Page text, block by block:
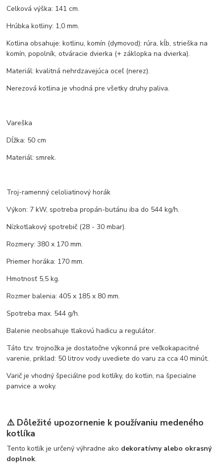
Celková výška: 141 cm.
Hrúbka kotliny: 1,0 mm.
Kotlina obsahuje: kotlinu, komín (dymovod): rúra, kĺb, strieška na
komín, popolník, otváracie dvierka (+ záklopka na dvierka).
Materiál: kvalitná nehrdzavejúca oceľ (nerez).
Nerezová kotlina je vhodná pre všetky druhy paliva.
Vareška
Dĺžka: 50 cm
Materiál: smrek.
Troj-ramenný celoliatinový horák
Výkon: 7 kW, spotreba propán-butánu iba do 544 kg/h.
Nízkotlakový spotrebič (28 - 30 mbar).
Rozmery: 380 x 170 mm.
Priemer horáka: 170 mm.
Hmotnosť 5,5 kg.
Rozmer balenia: 405 x 185 x 80 mm.
Spotreba max. 544 g/h.
Balenie neobsahuje tlakovú hadicu a regulátor.
Táto tzv. trojnožka je dostatočne výkonná pre veľkokapacitné
varenie, priklad: 50 litrov vody uvediete do varu za cca 40 minút.
Varič je vhodný špeciálne pod kotlíky, do kotlin, na špecialne
panvice a woky.
⚠️ Dôležité upozornenie k používaniu medeného
kotlíka
Tento kotlík je určený výhradne ako dekoratívny alebo okrasný
doplnok.